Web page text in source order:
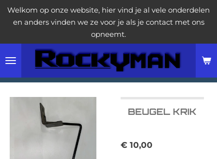
Ga
direct
hoofdinhoud
Welkom op onze website, hier vind je al vele onderdelen
en anders vinden we ze voor je als je contact met ons
opneemt.
BEUGEL KRIK
€ 10,00